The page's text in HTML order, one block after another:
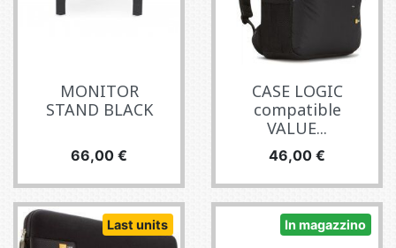
MONITOR
STAND BLACK
Prezzo
66,00 €
CASE LOGIC
compatible
VALUE...
Prezzo
46,00 €
Last units In magazzino